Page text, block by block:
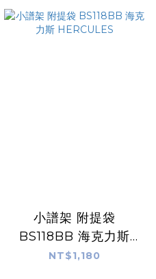
小譜架 附提袋
BS118BB 海克力斯
HERCULES
NT$1,180